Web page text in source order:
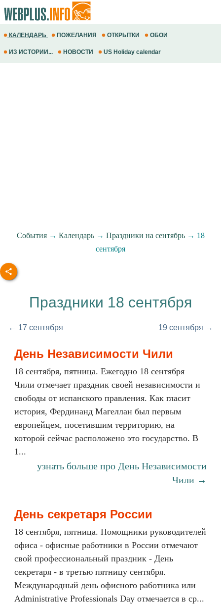
КАЛЕНДАРЬ ПОЖЕЛАНИЯ ОТКРЫТКИ ОБОИ
ИЗ ИСТОРИИ... НОВОСТИ US Holiday calendar
События→ Календарь→ Праздники на сентябрь→ 18
сентября
Праздники 18 сентября
← 17 сентября 19 сентября →
День Независимости Чили
18 сентября, пятница. Ежегодно 18 сентября
Чили отмечает праздник своей независимости и
свободы от испанского правления. Как гласит
история, Фердинанд Магеллан был первым
европейцем, посетившим территорию, на
которой сейчас расположено это государство. В
1...
узнать больше про День Независимости
Чили →
День секретаря России
18 сентября, пятница. Помощники руководителей
офиса - офисные работники в России отмечают
свой профессиональный праздник - День
секретаря - в третью пятницу сентября.
Международный день офисного работника или
Administrative Professionals Day отмечается в ср...